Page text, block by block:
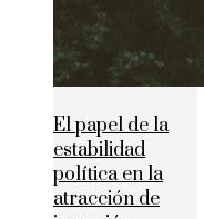
El papel de la
estabilidad
política en la
atracción de